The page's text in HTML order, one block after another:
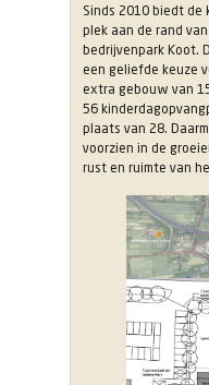
Sinds 2010 biedt de
plek aan de rand
bedrijvenpark Koot.
een geliefde keuze
extra gebouw van
56
plaats van 28.
voorzien in de
rust en ruimte van